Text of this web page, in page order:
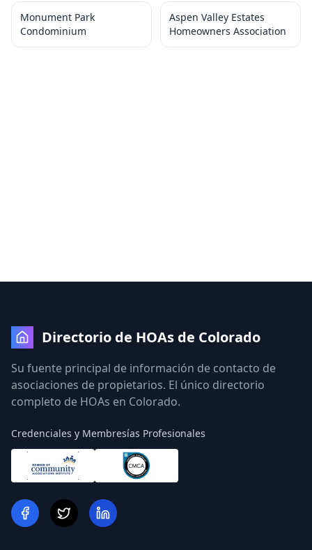
Monument Park
Condominium
Aspen Valley Estates
Homeowners Association
Directorio de HOAs de Colorado
Su fuente principal de información de contacto de
asociaciones de propietarios. El único directorio
completo de HOAs en Colorado.
Credenciales y Membresías Profesionales